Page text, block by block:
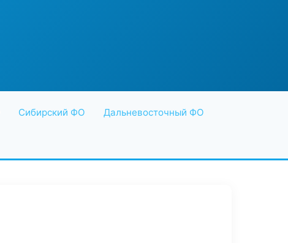
Сибирский ФО Дальневосточный ФО